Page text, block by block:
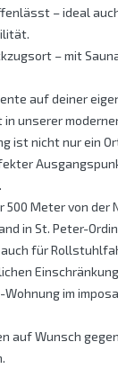
– ideal
– mit
auf deiner
unserer
ist nicht nur ein
500 Meter von der
in St. Peter-
für
Wohnung im
auf Wunsch